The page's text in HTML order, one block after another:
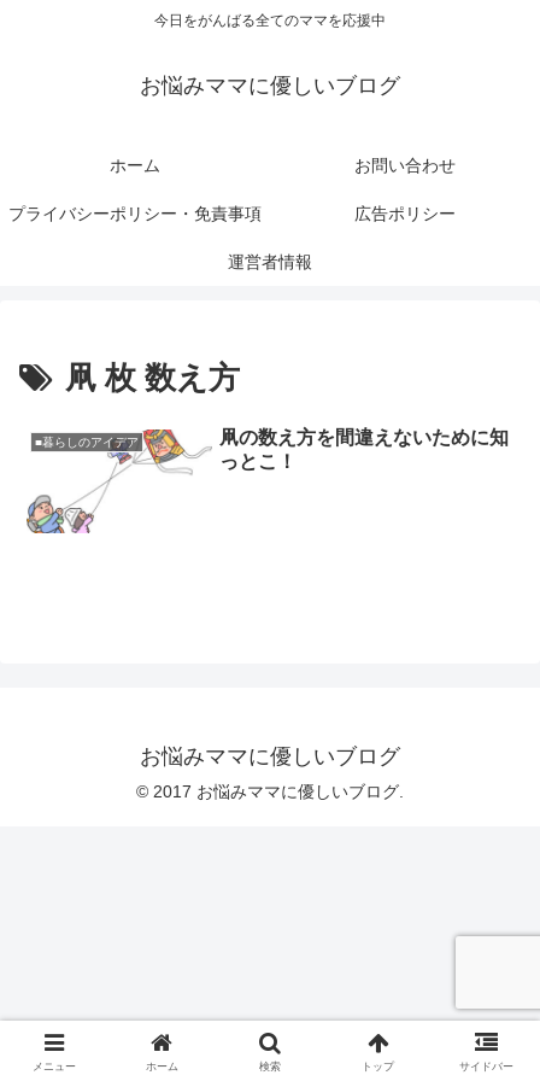
今日をがんばる全てのママを応援中
お悩みママに優しいブログ
ホーム お問い合わせ
プライバシーポリシー・免責事項 広告ポリシー
運営者情報
凧 枚 数え方
■暮らしのアイデア
凧の数え方を間違えないために知
っとこ！
お悩みママに優しいブログ
© 2017 お悩みママに優しいブログ.
メニュー ホーム 検索 トップ サイドバー